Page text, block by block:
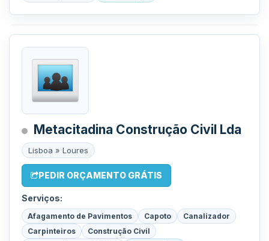
Metacitadina Construção Civil Lda
Lisboa » Loures
PEDIR ORÇAMENTO GRÁTIS
Serviços:
Afagamento de Pavimentos Capoto
Canalizador
Carpinteiros
Construção Civil